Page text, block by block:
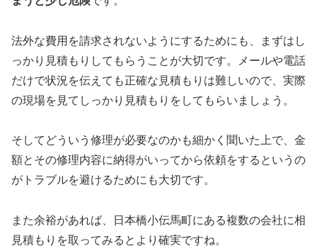
法外な費用を請求されないようにするためにも、まずはし
っかり見積もりしてもらうことが大切です。メールや電話
だけで状況を伝えても正確な見積もりは難しいので、実際
の現場を見てしっかり見積もりをしてもらいましょう。
そしてどういう修理が必要なのかも細かく聞いた上で、金
額とその修理内容に納得がいってから依頼をするというの
がトラブルを避けるためにも大切です。
また余裕があれば、日本橋小伝馬町にある複数の会社に相
見積もりを取ってみるとより確実ですね。